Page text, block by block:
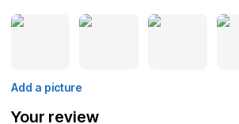
Add a picture
Your review